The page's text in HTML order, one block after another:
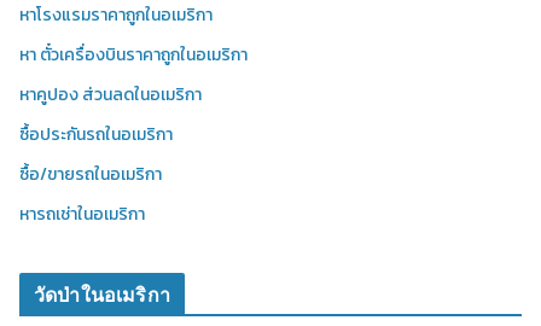
หาโรงแรมราคาถูกในอเมริกา
หา ตั๋วเครื่องบินราคาถูกในอเมริกา
หาคูปอง ส่วนลดในอเมริกา
ซื้อประกันรถในอเมริกา
ซื้อ/ขายรถในอเมริกา
หารถเช่าในอเมริกา
วัดป่าในอเมริกา